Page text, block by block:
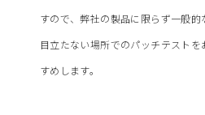
すので、弊社の製品に限らず一般的
目立たない場所でのパッチテスト
すめします。